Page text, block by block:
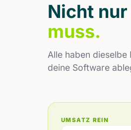
Nicht
muss.
Alle haben dieselbe
deine Software
UMSATZ REIN